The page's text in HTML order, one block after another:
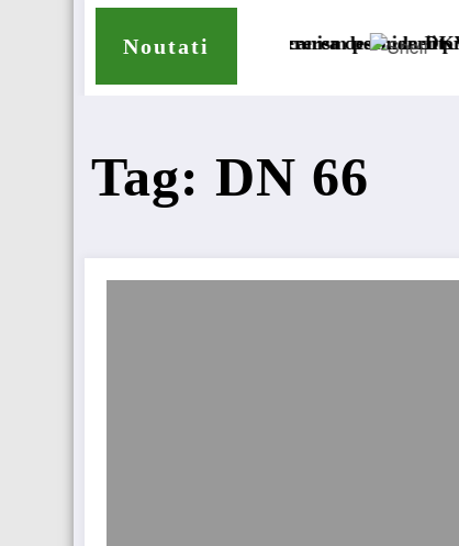
Noutati
a accizei în mecanism permanent
București cererea deschiderii procedurii
DKV Mobility
Tag: DN 66